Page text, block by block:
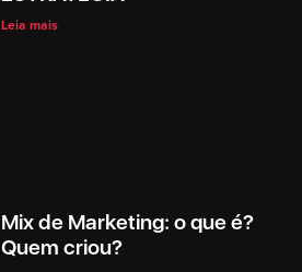
Leia mais
Mix de Marketing: o que é?
Quem criou?